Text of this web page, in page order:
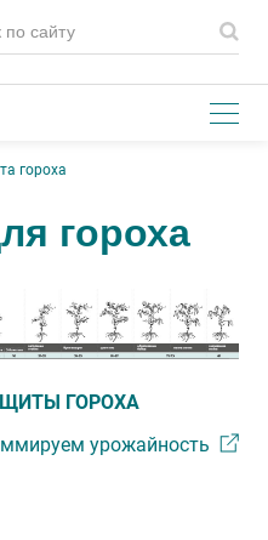
гороха
гороха
ГОРОХА
урожайность